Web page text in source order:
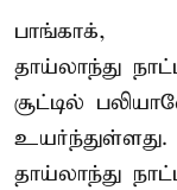
பாங்காக்,
தாய்லாந்து
சூட்டில்
உயர்ந்துள்ளது.
தாய்லாந்து